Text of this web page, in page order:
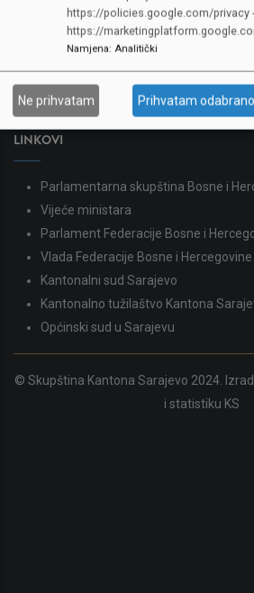
SKUPŠTINA
Adresa: Sarajevo, Reisa Džemaludina
387 33 562-044
387 33 562-210
skupstina@skupstina.ks.gov.ba
LINKOVI
Parlamentarna skupština Bosne i
Vijeće ministara
Parlament Federacije Bosne i
Vlada Federacije Bosne i Hercegovine
Kantonalni sud Sarajevo
Kantonalno tužilaštvo Kantona
Općinski sud u Sarajevu
© Skupština Kantona Sarajevo 2024.
i statistiku KS
https://policies.google.com/privacy
https://
Namjena: Analitički
Ne prihvatam Prihvatam odabrano